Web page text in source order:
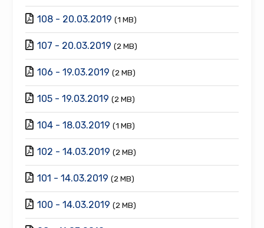
108 - 20.03.2019 (1 MB)
107 - 20.03.2019 (2 MB)
106 - 19.03.2019 (2 MB)
105 - 19.03.2019 (2 MB)
104 - 18.03.2019 (1 MB)
102 - 14.03.2019 (2 MB)
101 - 14.03.2019 (2 MB)
100 - 14.03.2019 (2 MB)